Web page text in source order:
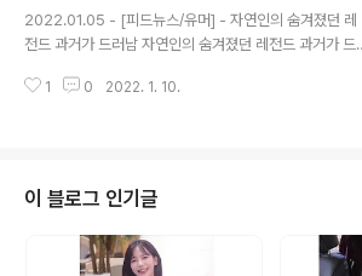
속에 품고있던 쑴을 이룰 수 있는 기회가 찾아 올 것입니다.
특히 승진의 기회가 있어 사회적으로 성공하거나 공무원과
니다. 전문적인 직업을 가지려 할 경우 능력을 최대치로 발
2022.01.05 - [피드뉴스/유머] - 자연인의 숨겨졌던 레
전드 과거가 드러남 자연인의 숨겨졌던 레전드 과거가 드
번째 _ 저주웹 기묘한이야기 네번째 _ 저주웹 주인공 요시
다 2021.12.31 - [피드뉴스/유머] - 전역모 레전드 모아봤
다...근데 이거 진짜야? 전역모 레전드 모아봤다...근데 이거
진짜야? 2022년 무슨 띠 뜻 삼재띠 대박띠 1월 1일 맑음
대부분 해넘이 해돋.. feednews.co.kr 2021.12.28 -
1 0 2022. 1. 10.
이 블로그 인기글